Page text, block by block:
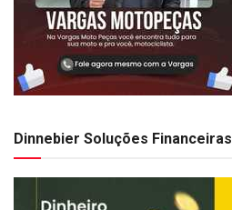
Dinnebier Soluções Financeiras